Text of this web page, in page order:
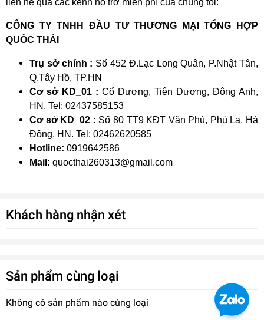
CÔNG TY TNHH ĐẦU TƯ THƯƠNG MẠI TỔNG HỢP
QUỐC THÁI
Trụ sở chính : Số 452 Đ.Lạc Long Quân, P.Nhật Tân,
Q.Tây Hồ, TP.HN
Cơ sở KD_01 : Cổ Dương, Tiên Dương, Đông Anh,
HN. Tel: 02437585153
Cơ sở KD_02 : Số 80 TT9 KĐT Văn Phú, Phú La, Hà
Đông, HN. Tel: 02462620585
Hotline: 0919642586
Mail: quocthai260313@gmail.com
Khách hàng nhận xét
Sản phẩm cùng loại
Không có sản phẩm nào cùng loại
Phụ Kiện Ống HDPE Tiền Phong
0₫